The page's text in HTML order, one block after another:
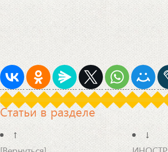
Статьи в разделе
↑
↓